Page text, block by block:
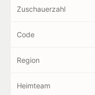
Zuschauerzahl
Code
Region
Heimteam